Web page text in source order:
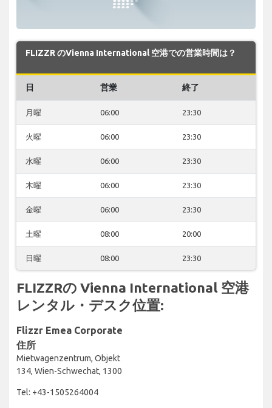
FLIZZR のVienna International 空港での営業時間は？
日 営業 終了
月曜 06:00 23:30
火曜 06:00 23:30
水曜 06:00 23:30
木曜 06:00 23:30
金曜 06:00 23:30
土曜 08:00 20:00
日曜 08:00 23:30
FLIZZRの Vienna International 空港
レンタル・デスク位置:
Flizzr Emea Corporate
住所
Mietwagenzentrum, Objekt
134, Wien-Schwechat, 1300
Tel: +43-1505264004